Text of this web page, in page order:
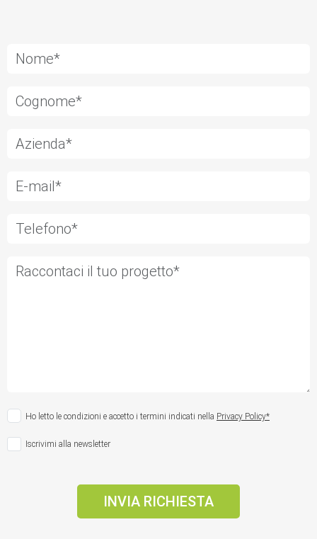
Ho letto le condizioni e accetto i termini indicati nella Privacy Policy*
Iscrivimi alla newsletter